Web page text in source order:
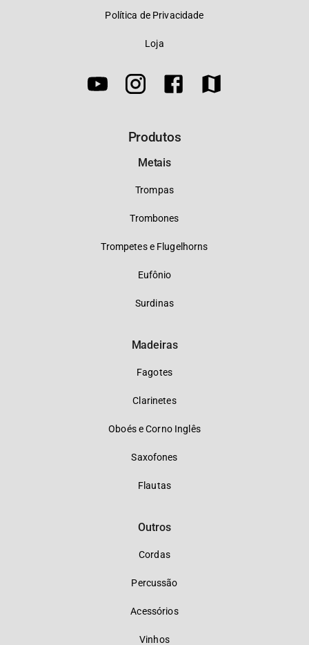
Política de Privacidade
Loja
Produtos
Metais
Trompas
Trombones
Trompetes e Flugelhorns
Eufônio
Surdinas
Madeiras
Fagotes
Clarinetes
Oboés e Corno Inglês
Saxofones
Flautas
Outros
Cordas
Percussão
Acessórios
Vinhos